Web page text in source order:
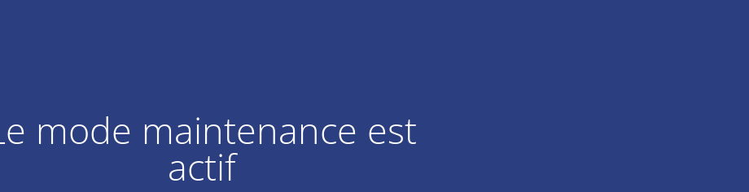
mode maintenance est
actif